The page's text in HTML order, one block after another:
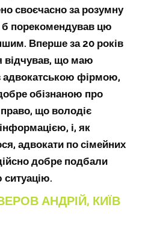
своєчасно за розумну
б порекомендував цю
Вперше за 20 років
відчував, що маю
адвокатською фірмою,
обізнаною про
що володіє
і, як
адвокати по сімейних
добре подбали
АНДРІЙ, КИЇВ